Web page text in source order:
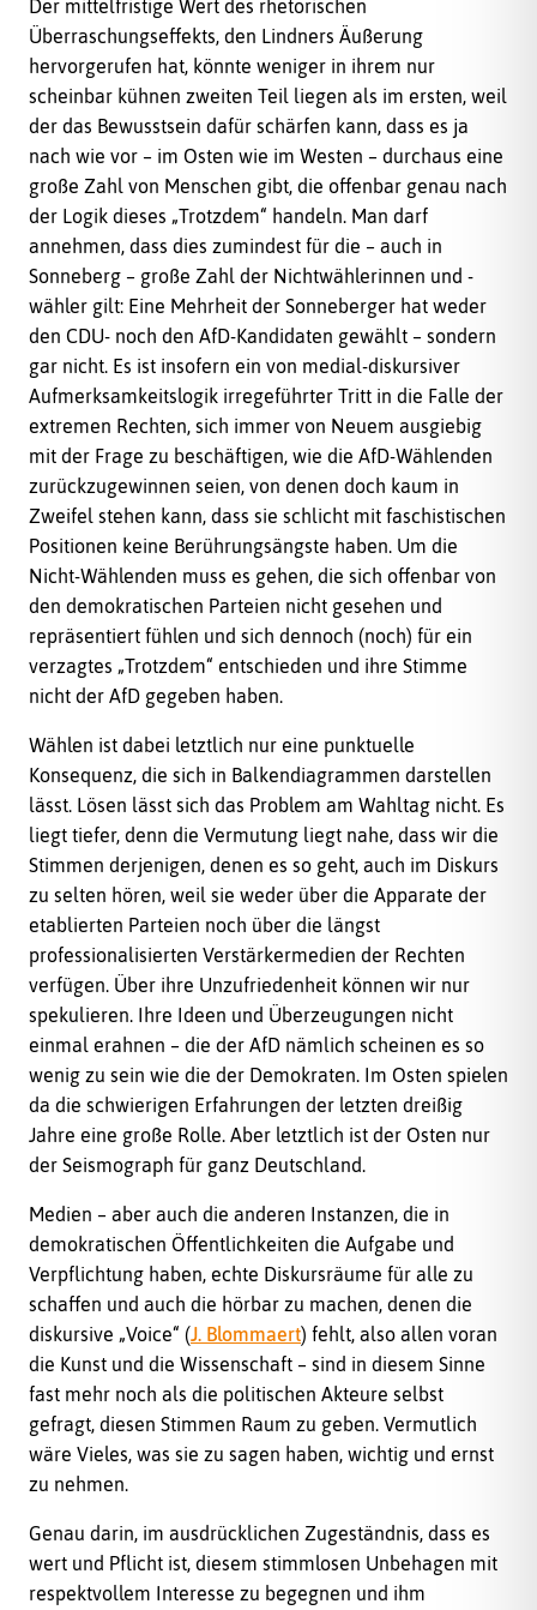
Der mittelfristige Wert des rhetorischen
Überraschungseffekts, den Lindners Äußerung
hervorgerufen hat, könnte weniger in ihrem nur
scheinbar kühnen zweiten Teil liegen als im ersten, weil
der das Bewusstsein dafür schärfen kann, dass es ja
nach wie vor – im Osten wie im Westen – durchaus eine
große Zahl von Menschen gibt, die offenbar genau nach
der Logik dieses „Trotzdem“ handeln. Man darf
annehmen, dass dies zumindest für die – auch in
Sonneberg – große Zahl der Nichtwählerinnen und -
wähler gilt: Eine Mehrheit der Sonneberger hat weder
den CDU- noch den AfD-Kandidaten gewählt – sondern
gar nicht. Es ist insofern ein von medial-diskursiver
Aufmerksamkeitslogik irregeführter Tritt in die Falle der
extremen Rechten, sich immer von Neuem ausgiebig
mit der Frage zu beschäftigen, wie die AfD-Wählenden
zurückzugewinnen seien, von denen doch kaum in
Zweifel stehen kann, dass sie schlicht mit faschistischen
Positionen keine Berührungsängste haben. Um die
Nicht-Wählenden muss es gehen, die sich offenbar von
den demokratischen Parteien nicht gesehen und
repräsentiert fühlen und sich dennoch (noch) für ein
verzagtes „Trotzdem“ entschieden und ihre Stimme
nicht der AfD gegeben haben.
Wählen ist dabei letztlich nur eine punktuelle
Konsequenz, die sich in Balkendiagrammen darstellen
lässt. Lösen lässt sich das Problem am Wahltag nicht. Es
liegt tiefer, denn die Vermutung liegt nahe, dass wir die
Stimmen derjenigen, denen es so geht, auch im Diskurs
zu selten hören, weil sie weder über die Apparate der
etablierten Parteien noch über die längst
professionalisierten Verstärkermedien der Rechten
verfügen. Über ihre Unzufriedenheit können wir nur
spekulieren. Ihre Ideen und Überzeugungen nicht
einmal erahnen – die der AfD nämlich scheinen es so
wenig zu sein wie die der Demokraten. Im Osten spielen
da die schwierigen Erfahrungen der letzten dreißig
Jahre eine große Rolle. Aber letztlich ist der Osten nur
der Seismograph für ganz Deutschland.
Medien – aber auch die anderen Instanzen, die in
demokratischen Öffentlichkeiten die Aufgabe und
Verpflichtung haben, echte Diskursräume für alle zu
schaffen und auch die hörbar zu machen, denen die
diskursive „Voice“ (J. Blommaert) fehlt, also allen voran
die Kunst und die Wissenschaft – sind in diesem Sinne
fast mehr noch als die politischen Akteure selbst
gefragt, diesen Stimmen Raum zu geben. Vermutlich
wäre Vieles, was sie zu sagen haben, wichtig und ernst
zu nehmen.
Genau darin, im ausdrücklichen Zugeständnis, dass es
wert und Pflicht ist, diesem stimmlosen Unbehagen mit
respektvollem Interesse zu begegnen und ihm